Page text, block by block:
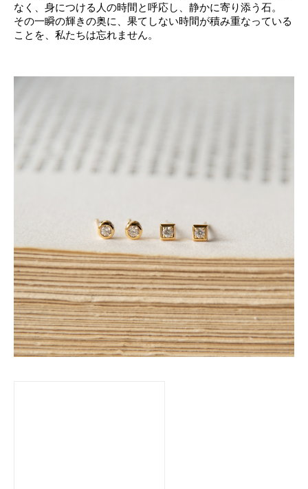
なく、身につける人の時間と呼応し、静かに寄り添う石。
その一瞬の輝きの奥に、果てしない時間が積み重なっている
ことを、私たちは忘れません。